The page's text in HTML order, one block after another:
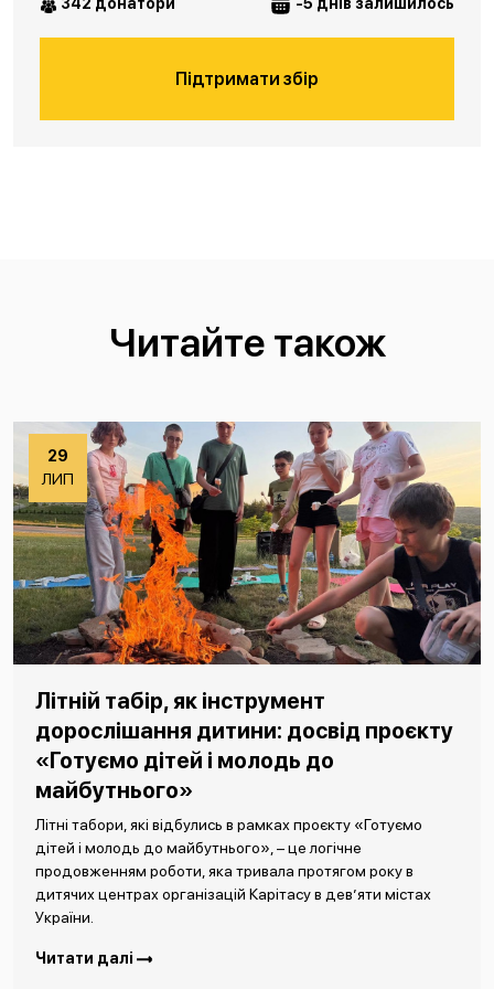
Підтримати збір
Читайте також
29
ЛИП
Літній табір, як інструмент
дорослішання дитини: досвід проєкту
«Готуємо дітей і молодь до
майбутнього»
Літні табори, які відбулись в рамках проєкту «Готуємо
дітей і молодь до майбутнього», – це логічне
продовженням роботи, яка тривала протягом року в
дитячих центрах організацій Карітасу в дев’яти містах
України.
Читати далі